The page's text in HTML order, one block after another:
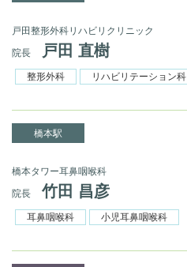
戸田整形外科リハビリクリニック
院長
戸田 直樹
整形外科 リハビリテーション科
橋本駅
橋本タワー耳鼻咽喉科
院長
竹田 昌彦
耳鼻咽喉科 小児耳鼻咽喉科